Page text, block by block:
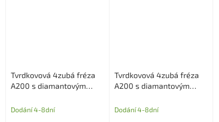
Tvrdkovová 4zubá fréza
A200 s diamantovým
průměr 12 (dlouhý břit)
Dodání 4-8dní
Tvrdkovová 4zubá fréza
A200 s diamantovým
průměr 4 (dlouhá stopka)
Dodání 4-8dní